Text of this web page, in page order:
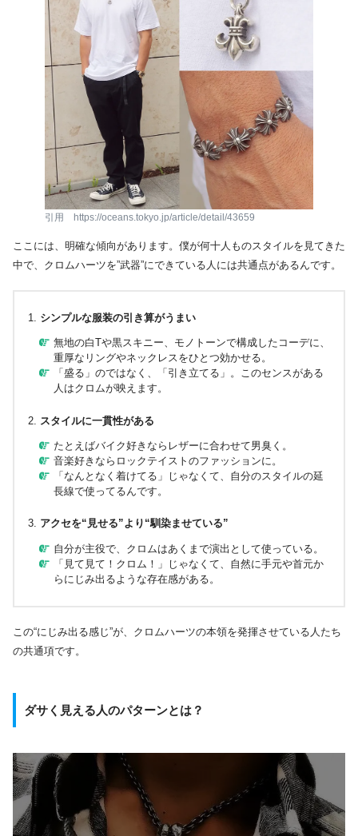
引用 https://oceans.tokyo.jp/article/detail/43659
ここには、明確な傾向があります。僕が何十人ものスタイルを見てきた
中で、クロムハーツを”武器”にできている人には共通点があるんです。
シンプルな服装の引き算がうまい
無地の白Tや黒スキニー、モノトーンで構成したコーデに、
重厚なリングやネックレスをひとつ効かせる。
「盛る」のではなく、「引き立てる」。このセンスがある
人はクロムが映えます。
スタイルに一貫性がある
たとえばバイク好きならレザーに合わせて男臭く。
音楽好きならロックテイストのファッションに。
「なんとなく着けてる」じゃなくて、自分のスタイルの延
長線で使ってるんです。
アクセを“見せる”より“馴染ませている”
自分が主役で、クロムはあくまで演出として使っている。
「見て見て！クロム！」じゃなくて、自然に手元や首元か
らにじみ出るような存在感がある。
この“にじみ出る感じ”が、クロムハーツの本領を発揮させている人たち
の共通項です。
ダサく見える人のパターンとは？